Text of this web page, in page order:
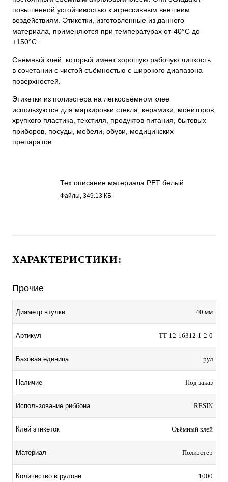
повышенной устойчивостью к агрессивным внешним
воздействиям. Этикетки, изготовленные из данного
материала, применяются при температурах от-40°С до
+150°С.
Съёмный клей, который имеет хорошую рабочую липкость
в сочетании с чистой съёмностью с широкого диапазона
поверхностей.
Этикетки из полиэстера на легкосъёмном клее
используются для маркировки стекла, керамики, мониторов,
хрупкого пластика, текстиля, продуктов питания, бытовых
приборов, посуды, мебели, обуви, медицинских
препаратов.
Тех описание материала PET белый
легкосъемный клей 16312.pdf
Файлы, 349.13 КБ
ХАРАКТЕРИСТИКИ:
Прочие
Диаметр втулки 40 мм
Артикул ТТ-12-16312-1-2-0
Базовая единица рул
Наличие Под заказ
Использование риббона RESIN
Клей этикеток Съёмный клей
Материал Полиэстер
Количество в рулоне 1000